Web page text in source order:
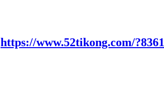
https://www.52tikong.com/?8361